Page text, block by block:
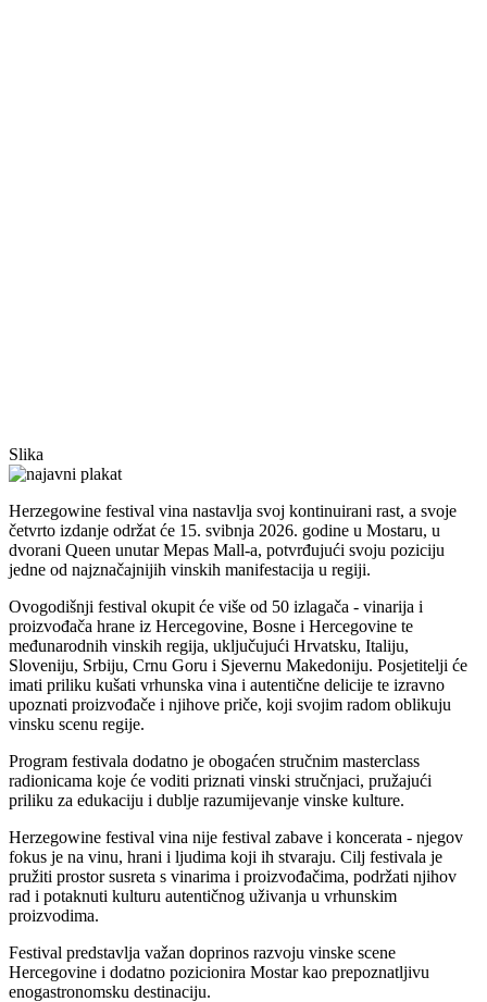
Slika
Herzegowine festival vina nastavlja svoj kontinuirani rast, a svoje
četvrto izdanje održat će 15. svibnja 2026. godine u Mostaru, u
dvorani Queen unutar Mepas Mall-a, potvrđujući svoju poziciju
jedne od najznačajnijih vinskih manifestacija u regiji.
Ovogodišnji festival okupit će više od 50 izlagača - vinarija i
proizvođača hrane iz Hercegovine, Bosne i Hercegovine te
međunarodnih vinskih regija, uključujući Hrvatsku, Italiju,
Sloveniju, Srbiju, Crnu Goru i Sjevernu Makedoniju. Posjetitelji će
imati priliku kušati vrhunska vina i autentične delicije te izravno
upoznati proizvođače i njihove priče, koji svojim radom oblikuju
vinsku scenu regije.
Program festivala dodatno je obogaćen stručnim masterclass
radionicama koje će voditi priznati vinski stručnjaci, pružajući
priliku za edukaciju i dublje razumijevanje vinske kulture.
Herzegowine festival vina nije festival zabave i koncerata - njegov
fokus je na vinu, hrani i ljudima koji ih stvaraju. Cilj festivala je
pružiti prostor susreta s vinarima i proizvođačima, podržati njihov
rad i potaknuti kulturu autentičnog uživanja u vrhunskim
proizvodima.
Festival predstavlja važan doprinos razvoju vinske scene
Hercegovine i dodatno pozicionira Mostar kao prepoznatljivu
enogastronomsku destinaciju.